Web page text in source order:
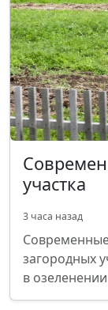
участка
3 часа назад
загородных
в